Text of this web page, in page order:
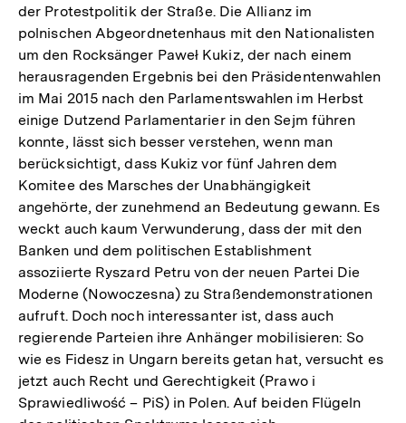
der Protestpolitik der Straße. Die Allianz im
polnischen Abgeordnetenhaus mit den Nationalisten
um den Rocksänger Paweł Kukiz, der nach einem
herausragenden Ergebnis bei den Präsidentenwahlen
im Mai 2015 nach den Parlamentswahlen im Herbst
einige Dutzend Parlamentarier in den Sejm führen
konnte, lässt sich besser verstehen, wenn man
berücksichtigt, dass Kukiz vor fünf Jahren dem
Komitee des Marsches der Unabhängigkeit
angehörte, der zunehmend an Bedeutung gewann. Es
weckt auch kaum Verwunderung, dass der mit den
Banken und dem politischen Establishment
assoziierte Ryszard Petru von der neuen Partei Die
Moderne (Nowoczesna) zu Straßendemonstrationen
aufruft. Doch noch interessanter ist, dass auch
regierende Parteien ihre Anhänger mobilisieren: So
wie es Fidesz in Ungarn bereits getan hat, versucht es
jetzt auch Recht und Gerechtigkeit (Prawo i
Sprawiedliwość – PiS) in Polen. Auf beiden Flügeln